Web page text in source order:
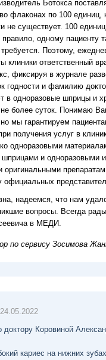
Ботокса
флаконах по 100 единиц,
не существует. 100
правило, одному пациенту
Поэтому,
клиники ответственный
фиксируя в журнале
годности и фамилию
в одноразовые шприцы и
более суток. Понимаю
но мы гарантируем
получения услуг в
одноразовыми
и одноразовыми
оригинальными
официальных
надеемся, что нам
вопросы. Всегда
в МЕДИ.
по сервису Зосимова
24.05.2022
доктору Коровиной
кариес на нижних